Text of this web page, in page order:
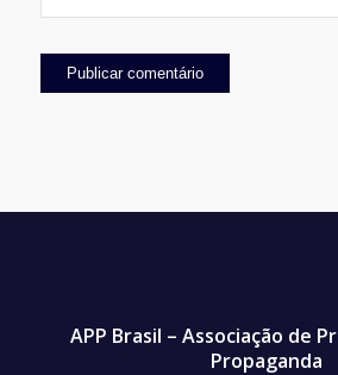
APP Brasil – Associação de
Propaganda